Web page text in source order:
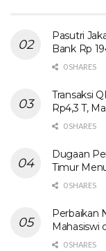
Pasutri
Bank Rp
0 SHARES
Transaksi
Rp4,3 T,
0 SHARES
Dugaan
Timur
0 SHARES
Perbaikan
Mahasiswi
0 SHARES